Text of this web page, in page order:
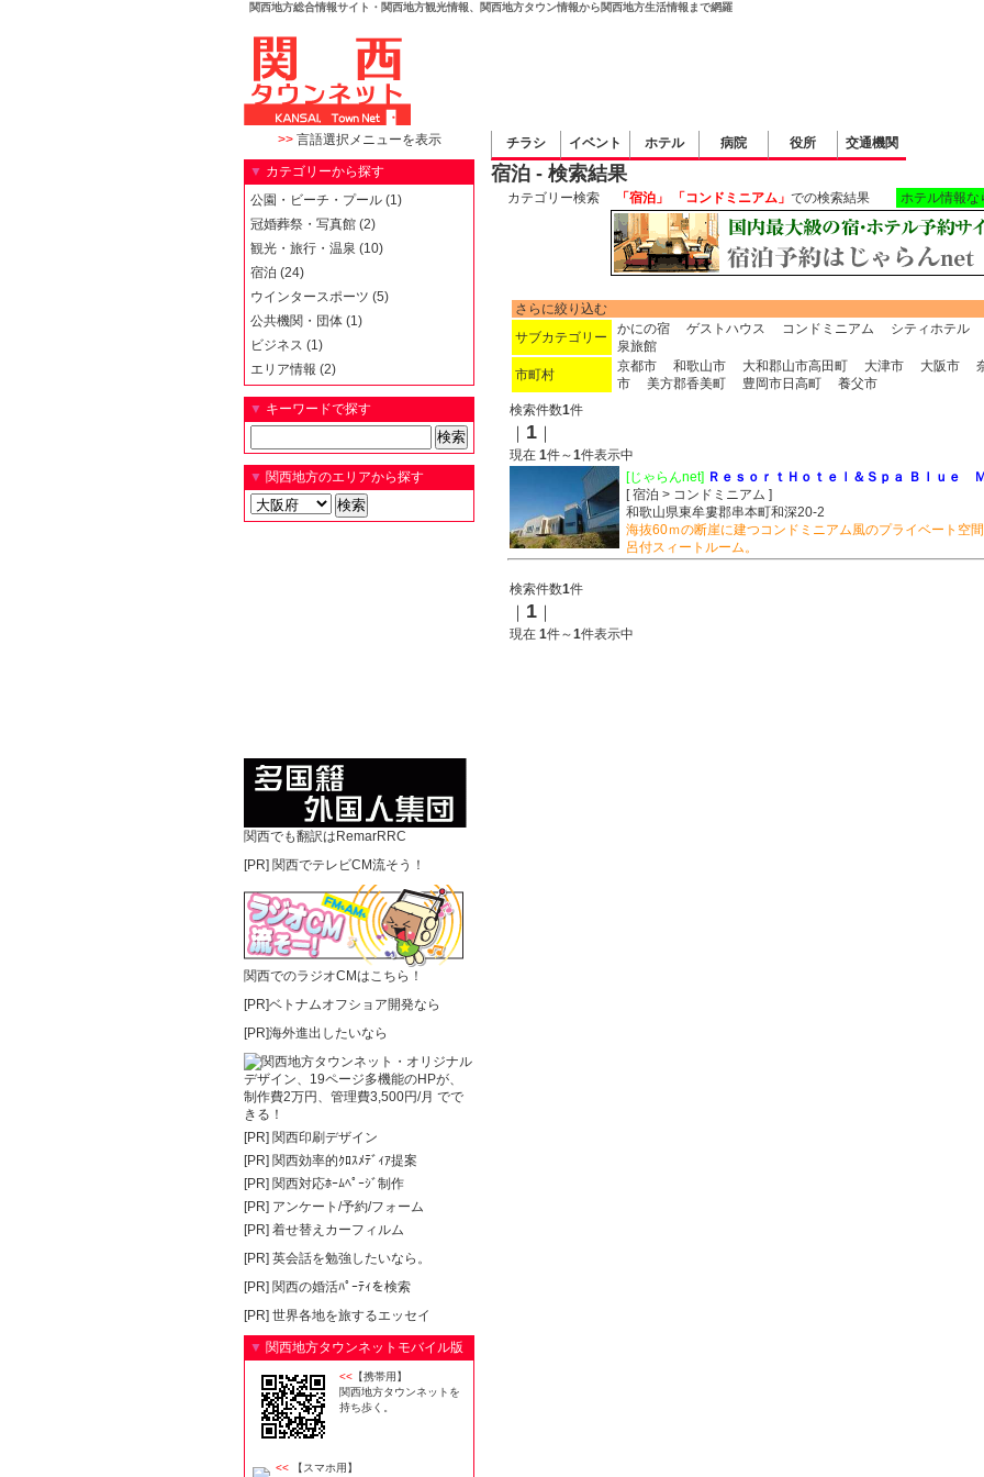
関西地方総合情報サイト・関西地方観光情報、関西地方タウン情報から関西地方生活情報まで網羅
>>言語選択メニューを表示
▼ カテゴリーから探す
公園・ビーチ・プール (1)
冠婚葬祭・写真館 (2)
観光・旅行・温泉 (10)
宿泊 (24)
ウインタースポーツ (5)
公共機関・団体 (1)
ビジネス (1)
エリア情報 (2)
▼ キーワードで探す
▼ 関西地方のエリアから探す
関西でも翻訳はRemarRRC
[PR] 関西でテレビCM流そう！
関西でのラジオCMはこちら！
[PR]ベトナムオフショア開発なら
[PR]海外進出したいなら
[PR] 関西印刷デザイン
[PR] 関西効率的ｸﾛｽﾒﾃﾞｨｱ提案
[PR] 関西対応ﾎｰﾑﾍﾟｰｼﾞ制作
[PR] アンケート/予約/フォーム
[PR] 着せ替えカーフィルム
[PR] 英会話を勉強したいなら。
[PR] 関西の婚活ﾊﾟｰﾃｨを検索
[PR] 世界各地を旅するエッセイ
▼ 関西地方タウンネットモバイル版
<< 【携帯用】
関西地方タウンネットを
持ち歩く。
<< 【スマホ用】
チラシ イベント ホテル 病院 役所 交通機関
宿泊 - 検索結果
カテゴリー検索 「宿泊」 「コンドミニアム」 での検索結果 ホテル情報な
さらに絞り込む
サブカテゴリー
かにの宿 ゲストハウス コンドミニアム シティホテル
泉旅館
市町村
京都市 和歌山市 大和郡山市高田町 大津市 大阪市
市
美方郡香美町 豊岡市日高町
養父市
検索件数1件
｜ 1 ｜
現在 1件～1件表示中
[じゃらんnet] ＲｅｓｏｒｔＨｏｔｅｌ＆Ｓｐａ Ｂｌｕｅ
[ 宿泊 > コンドミニアム ]
和歌山県東牟婁郡串本町和深20-2
海抜60ｍの断崖に建つコンドミニアム風のプライベート空
呂付スィートルーム。
検索件数1件
｜ 1 ｜
現在 1件～1件表示中